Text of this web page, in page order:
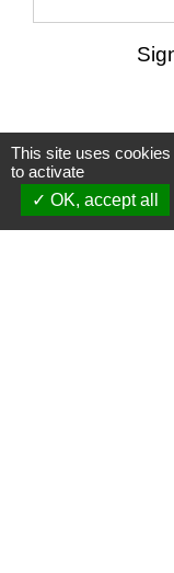
This site uses
to activate
OK, accept all